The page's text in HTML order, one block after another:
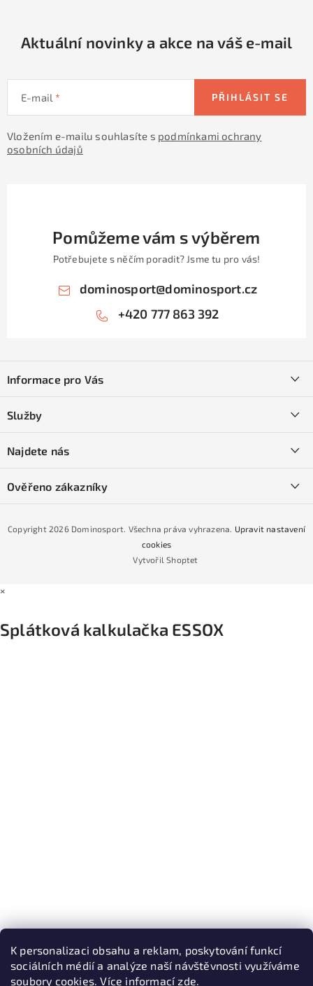
K personalizaci obsahu a reklam, poskytování funkcí
sociálních médií a analýze naší návštěvnosti využíváme
soubory cookies. Více informacízde.
Aktuální novinky a akce na váš e-mail
E-mail
Vložením e-mailu souhlasíte s podmínkami ochrany
osobních údajů
PŘIHLÁSIT SE
Pomůžeme vám s výběrem
Potřebujete s něčím poradit? Jsme tu pro vás!
dominosport@dominosport.cz
+420 777 863 392
pInformace pro Vás
Obchodní podmínky
Podmínky GDPR
Podmínky nákupu na splátky ESSOX
Služby
Naše prodejna
Najdete nás
Ověřeno zákazníky
Vytvořil Shoptet
Copyright 2026 Dominosport. Všechna práva vyhrazena. Upravit nastavení
cookies
×
Splátková kalkulačka ESSOX